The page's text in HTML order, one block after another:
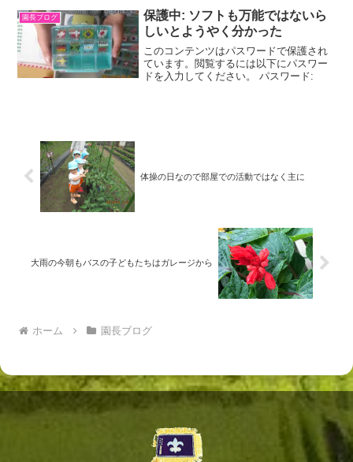
園長ブログ
保護中: ソフトも万能ではないら
しいとようやく分かった
このコンテンツはパスワードで保護され
ています。閲覧するには以下にパスワー
ドを入力してください。 パスワード:
体操の日なので部屋での活動ではなく主に
大雨の今朝もバスの子どもたちはガレージから
ホーム 園長ブログ